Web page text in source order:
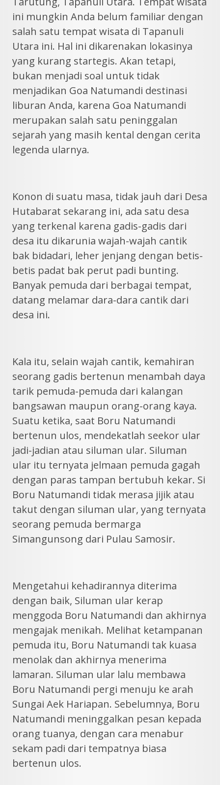
ini mungkin Anda belum familiar dengan
salah satu tempat wisata di Tapanuli
Utara ini. Hal ini dikarenakan lokasinya
yang kurang startegis. Akan tetapi,
bukan menjadi soal untuk tidak
menjadikan Goa Natumandi destinasi
liburan Anda, karena Goa Natumandi
merupakan salah satu peninggalan
sejarah yang masih kental dengan cerita
legenda ularnya.
Konon di suatu masa, tidak jauh dari Desa
Hutabarat sekarang ini, ada satu desa
yang terkenal karena gadis-gadis dari
desa itu dikarunia wajah-wajah cantik
bak bidadari, leher jenjang dengan betis-
betis padat bak perut padi bunting.
Banyak pemuda dari berbagai tempat,
datang melamar dara-dara cantik dari
desa ini.
Kala itu, selain wajah cantik, kemahiran
seorang gadis bertenun menambah daya
tarik pemuda-pemuda dari kalangan
bangsawan maupun orang-orang kaya.
Suatu ketika, saat Boru Natumandi
bertenun ulos, mendekatlah seekor ular
jadi-jadian atau siluman ular. Siluman
ular itu ternyata jelmaan pemuda gagah
dengan paras tampan bertubuh kekar. Si
Boru Natumandi tidak merasa jijik atau
takut dengan siluman ular, yang ternyata
seorang pemuda bermarga
Simangunsong dari Pulau Samosir.
Mengetahui kehadirannya diterima
dengan baik, Siluman ular kerap
menggoda Boru Natumandi dan akhirnya
mengajak menikah. Melihat ketampanan
pemuda itu, Boru Natumandi tak kuasa
menolak dan akhirnya menerima
lamaran. Siluman ular lalu membawa
Boru Natumandi pergi menuju ke arah
Sungai Aek Hariapan. Sebelumnya, Boru
Natumandi meninggalkan pesan kepada
orang tuanya, dengan cara menabur
sekam padi dari tempatnya biasa
bertenun ulos.